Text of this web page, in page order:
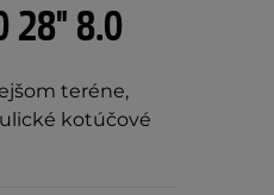
28" 8.0
teréne,
kotúčové